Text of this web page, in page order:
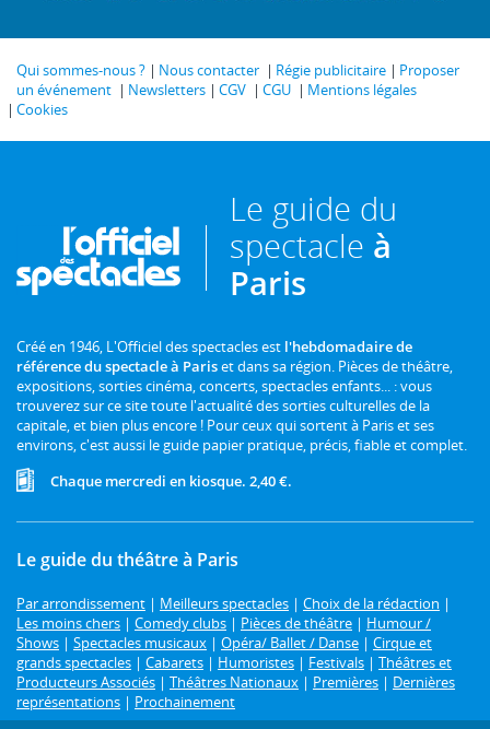
Qui sommes-nous ? Nous contacter Régie publicitaire
Proposer
un événement
Newsletters CGV CGU
Mentions légales
Cookies
Le guide du
spectacle à
Paris
Créé en 1946, L'Officiel des spectacles est l'hebdomadaire de
référence du spectacle à Pariset dans sa région. Pièces de théâtre,
expositions, sorties cinéma, concerts, spectacles enfants... : vous
trouverez sur ce site toute l'actualité des sorties culturelles de la
capitale, et bien plus encore ! Pour ceux qui sortent à Paris et ses
environs, c'est aussi le guide papier pratique, précis, fiable et complet.
Chaque mercredi en kiosque. 2,40 €.
Le guide du théâtre à Paris
Par arrondissement | Meilleurs spectacles | Choix de la rédaction |
Les moins chers | Comedy clubs | Pièces de théâtre | Humour /
Shows | Spectacles musicaux | Opéra/ Ballet / Danse | Cirque et
grands spectacles | Cabarets | Humoristes | Festivals | Théâtres et
Producteurs Associés | Théâtres Nationaux | Premières | Dernières
représentations | Prochainement